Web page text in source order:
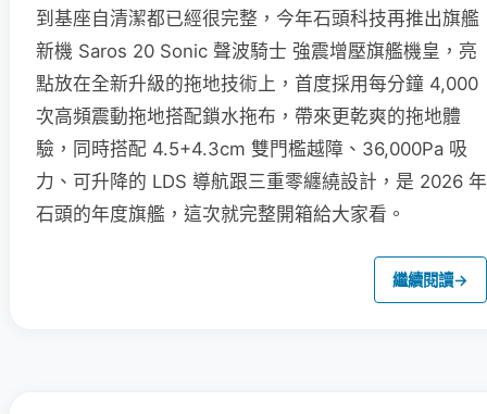
到基座自清潔都已經很完整，今年石頭科技再推出旗艦
新機 Saros 20 Sonic 聲波騎士 強震增壓旗艦機皇，亮
點放在全新升級的拖地技術上，首度採用每分鐘 4,000
次高頻震動拖地搭配鎖水拖布，帶來更乾爽的拖地體
驗，同時搭配 4.5+4.3cm 雙門檻越障、36,000Pa 吸
力、可升降的 LDS 導航跟三重零纏繞設計，是 2026 年
石頭的年度旗艦，這次就完整開箱給大家看。
繼續閱讀→